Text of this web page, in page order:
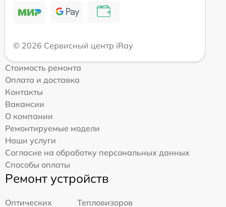
© 2026 Сервисный центр iRay
Стоимость ремонта
Оплата и доставка
Контакты
Вакансии
О компании
Ремонтируемые модели
Наши услуги
Согласие на обработку персональных данных
Способы оплаты
Ремонт устройств
Оптических
Тепловизоров